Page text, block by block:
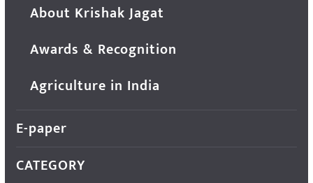
About Krishak Jagat
Awards & Recognition
Agriculture in India
E-paper
CATEGORY